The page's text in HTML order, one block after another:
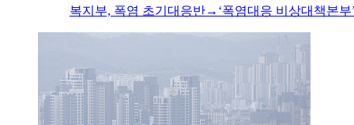
복지부, 폭염 초기대응반→‘폭염대응 비상대책본부